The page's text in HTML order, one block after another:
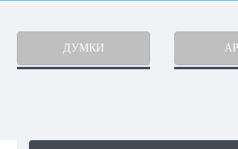
ДУМКИ